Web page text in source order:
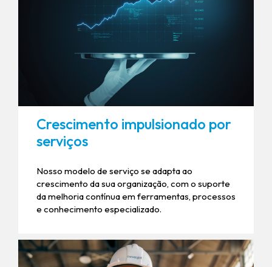
Crescimento impulsionado por
serviços
Nosso modelo de serviço se adapta ao
crescimento da sua organização, com o suporte
da melhoria contínua em ferramentas, processos
e conhecimento especializado.